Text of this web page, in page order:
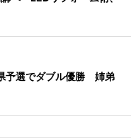
予選でダブル優勝 姉弟